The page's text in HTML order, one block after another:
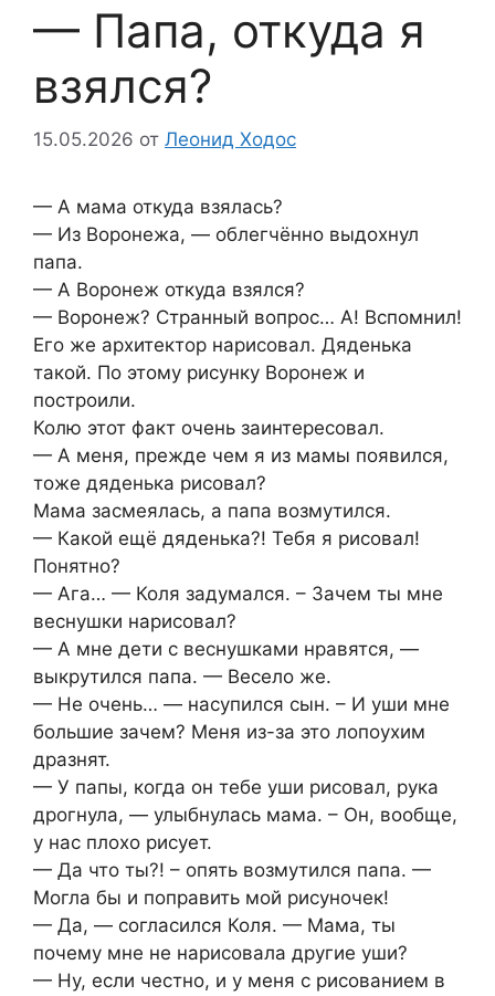
— Пaпа, откудa я
взялcя?
15.05.2026 от Леонид Ходос
— А мама откуда взялась?
— Из Воронежа, — облегчённо выдохнул
папа.
— А Воронеж откуда взялся?
— Воронеж? Странный вопрос… А! Вспомнил!
Его же архитектор нарисовал. Дяденька
такой. По этому рисунку Воронеж и
построили.
Колю этот факт очень заинтересовал.
— А меня, прежде чем я из мамы появился,
тоже дяденька рисовал?
Мама засмеялась, а папа возмутился.
— Какой ещё дяденька?! Тебя я рисовал!
Понятно?
— Ага… — Коля задумался. – Зачем ты мне
веснушки нарисовал?
— А мне дети с веснушками нравятся, —
выкрутился папа. — Весело же.
— Не очень… — насупился сын. – И уши мне
большие зачем? Меня из-за это лопоухим
дразнят.
— У папы, когда он тебе уши рисовал, рука
дрогнула, — улыбнулась мама. – Он, вообще,
у нас плохо рисует.
— Да что ты?! – опять возмутился папа. —
Могла бы и поправить мой рисуночек!
— Да, — согласился Коля. — Мама, ты
почему мне не нарисовала другие уши?
— Ну, если честно, и у меня с рисованием в